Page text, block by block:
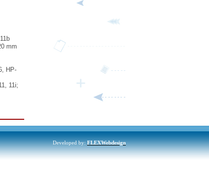
mm
HP-
11i;
Developed by:FLEXWebdesign